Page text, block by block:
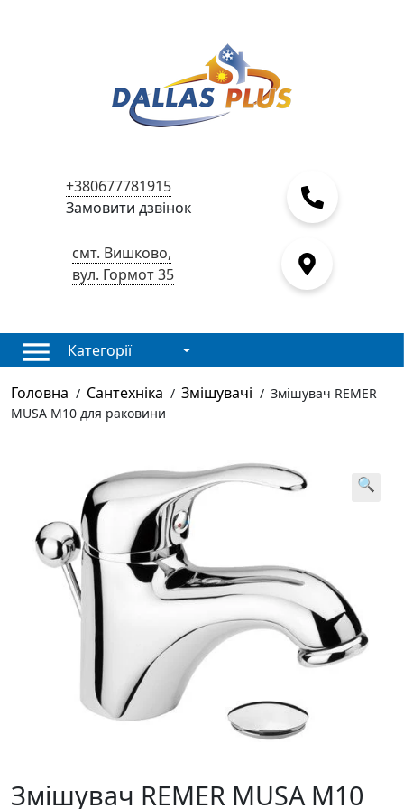
+380677781915
Замовити дзвінок
смт. Вишково,
вул. Гормот 35
Категорії
Головна / Сантехніка / Змішувачі / Змішувач REMER
MUSA M10 для раковини
🔍
Змішувач REMER MUSA M10